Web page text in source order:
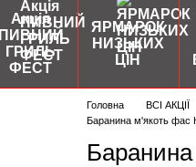
Акція
ПИВНИЙ
ГРИЛЬ
ФЕСТ
ЯРМАРОК
НИЗЬКИХ
ЦІН
Головна ВСІ АКЦІЇ
Баранина м'якоть фас